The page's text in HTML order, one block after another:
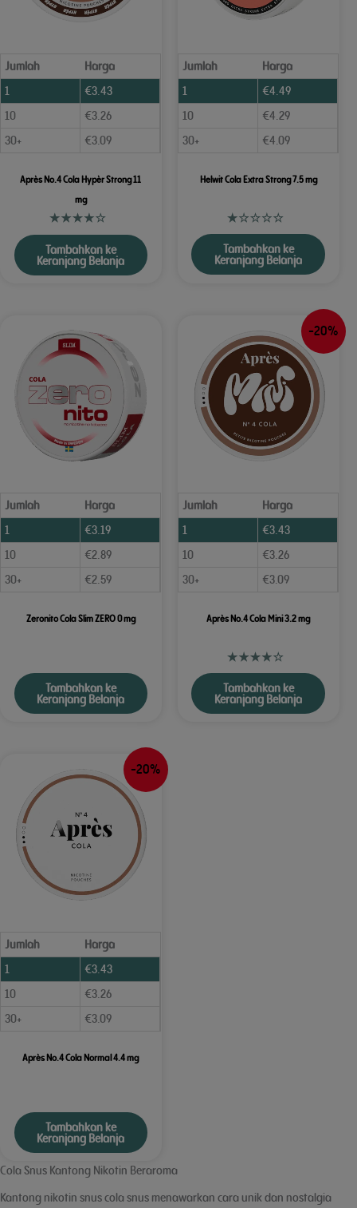
Jumlah
Harga
1
€3.43
10
€3.26
30+
€3.09
Après No.4 Cola Hypèr Strong 11
mg
Tambahkan ke
Keranjang Belanja
Jumlah
Harga
1
€4.49
10
€4.29
30+
€4.09
Helwit Cola Extra Strong 7.5 mg
Tambahkan ke
Keranjang Belanja
Jumlah
Harga
1
€3.19
10
€2.89
30+
€2.59
Zeronito Cola Slim ZERO 0 mg
Tambahkan ke
Keranjang Belanja
-20%
Jumlah
Harga
1
€3.43
10
€3.26
30+
€3.09
Après No.4 Cola Mini 3.2 mg
Tambahkan ke
Keranjang Belanja
-20%
Jumlah
Harga
1
€3.43
10
€3.26
30+
€3.09
Après No.4 Cola Normal 4.4 mg
Tambahkan ke
Keranjang Belanja
Cola Snus Kantong Nikotin Beraroma
Kantong nikotin snus cola snus menawarkan cara unik dan nostalgia